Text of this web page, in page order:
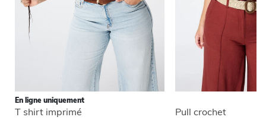
En ligne uniquement
T shirt imprimé Pull crochet